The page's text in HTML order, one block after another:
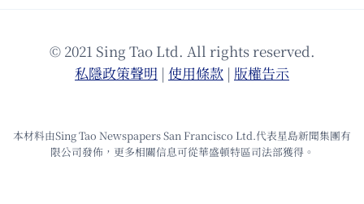
© 2021 Sing Tao Ltd. All rights reserved.
私隱政策聲明 | 使⽤條款 | 版權告⽰
本材料由Sing Tao Newspapers San Francisco Ltd.代表星島新聞集團有
限公司發佈，更多相關信息可從華盛頓特區司法部獲得。